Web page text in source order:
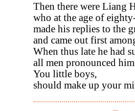
Then there were Liang
who at the age of
made his replies to the
and came out first
When thus late he had
all men pronounced
You little boys,
should make up your